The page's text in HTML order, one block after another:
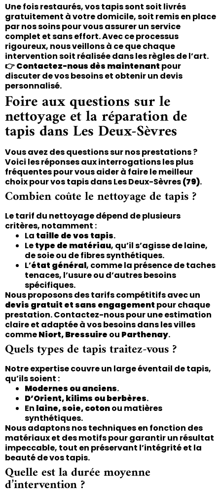
Une fois restaurés, vos tapis sont soit livrés
gratuitement à votre domicile, soit remis en place
par nos soins pour vous assurer un service
complet et sans effort. Avec ce processus
rigoureux, nous veillons à ce que chaque
intervention soit réalisée dans les règles de l’art.
👉Contactez-nous dès maintenant pour
discuter de vos besoins et obtenir un devis
personnalisé.
Foire aux questions sur le
nettoyage et la réparation de
tapis dans Les Deux-Sèvres
Vous avez des questions sur nos prestations ?
Voici les réponses aux interrogations les plus
fréquentes pour vous aider à faire le meilleur
choix pour vos tapis dans Les Deux-Sèvres(79).
Combien coûte le nettoyage de tapis ?
Le tarif du nettoyage dépend de plusieurs
critères, notamment :
La taille de vos tapis.
Letype de matériau, qu’il s’agisse de laine,
de soie ou de fibres synthétiques.
L’état général, comme la présence de taches
tenaces, l’usure ou d’autres besoins
spécifiques.
Nous proposons des tarifs compétitifs avec un
devis gratuit et sans engagement pour chaque
prestation. Contactez-nous pour une estimation
claire et adaptée à vos besoins dans les villes
commeNiort, Bressuire ou Parthenay.
Quels types de tapis traitez-vous ?
Notre expertise couvre un large éventail de tapis,
qu’ils soient :
Modernes ou anciens.
D’Orient, kilims ou berbères.
En laine, soie, cotonou matières
synthétiques.
Nous adaptons nos techniques en fonction des
matériaux et des motifs pour garantir un résultat
impeccable, tout en préservant l’intégrité et la
beauté de vos tapis.
Quelle est la durée moyenne
d’intervention ?